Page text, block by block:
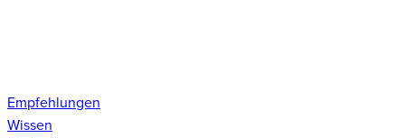
Empfehlungen
Wissen